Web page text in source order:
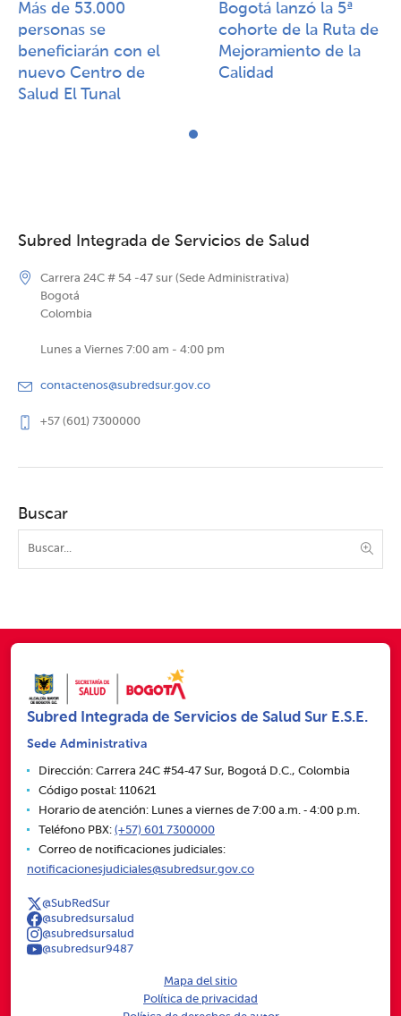
Más de 53.000
personas se
beneficiarán con el
nuevo Centro de
Salud El Tunal
Bogotá lanzó la 5ª
cohorte de la Ruta de
Mejoramiento de la
Calidad​​
Subred Integrada de Servicios de Salud
Carrera 24C # 54 -47 sur (Sede Administrativa)
Bogotá
Colombia
Lunes a Viernes 7:00 am - 4:00 pm
contactenos@subredsur.gov.co
+57 (601) 7300000
Buscar
Subred Integrada de Servicios de Salud Sur E.S.E.
Sede Administrativa
Dirección: Carrera 24C #54‑47 Sur, Bogotá D.C., Colombia
Código postal: 110621
Horario de atención: Lunes a viernes de 7:00 a.m. ‑ 4:00 p.m.
Teléfono PBX: (+57) 601 7300000
Correo de notificaciones judiciales:
notificacionesjudiciales@subredsur.gov.co
@SubRedSur
@subredsursalud
@subredsursalud
@subredsur9487
Mapa del sitio
Política de privacidad